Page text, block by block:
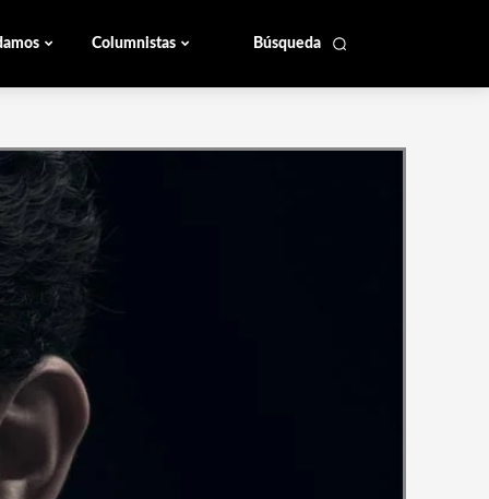
Búsqueda
Columnistas